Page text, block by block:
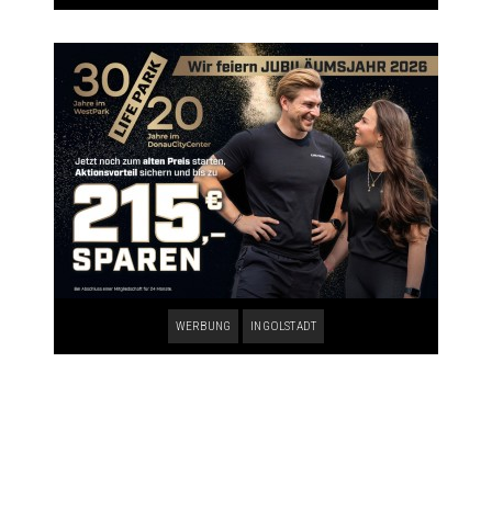
WERBUNG INGOLSTADT